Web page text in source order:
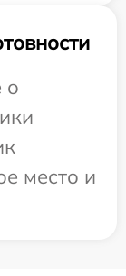
о
место и